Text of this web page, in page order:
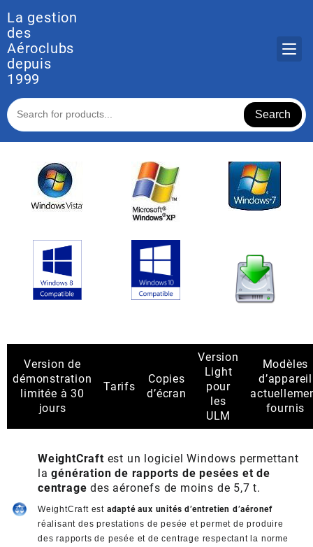
to
content
La gestion
des
Aéroclubs
depuis
1999
Search
Version de
démonstration
limitée à 30
jours
Tarifs
Copies
d’écran
Version
Light
pour
les
ULM
Modèles
d’appareil
fournis
WeightCraft est un logiciel Windows permettant
lagénération de rapports de pesées et de
centrage des aéronefs de moins de 5,7 t.
WeightCraft est adapté aux unités d’entretien d’aéronef
réalisant des prestations de pesée et permet de produire
des rapports de pesée et de centrage respectant la norme